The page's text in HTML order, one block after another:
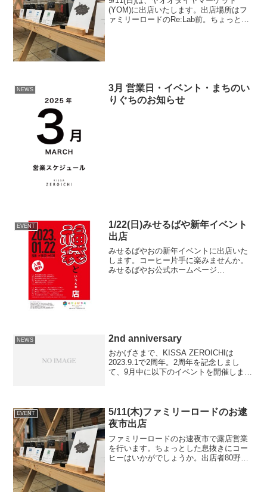
(YOM)に出店いたします。出店場所はフ
ァミリーロードのRe:Lab前。ちょっとし
NEWS
3月 営業日・イベント・まちのい
りぐちのお知らせ
EVENT
1/22(日)みせるばや新年イベント
出店
みせるばやおの新年イベントに出店いた
します。コーヒー片手に楽みませんか。
みせるばやお公式ホームページ
NEWS 2nd anniversary
おかげさまで、KISSA ZEROICHIは
2023.9.1で2周年。2周年を記念しまし
て、9月中に以下のイベントを開催しま
出...
EVENT
5/11(木)ファミリーロードのお逮
夜市出店
ファミリーロードのお逮夜市で露店営業
を行います。ちょっとした息抜きにコー
ヒーはいかがでしょうか。出店者80野菜